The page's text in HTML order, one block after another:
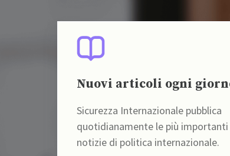
Nuovi articoli ogni
Sicurezza Internazionale pubblica
quotidianamente le più importanti
notizie di politica internazionale.